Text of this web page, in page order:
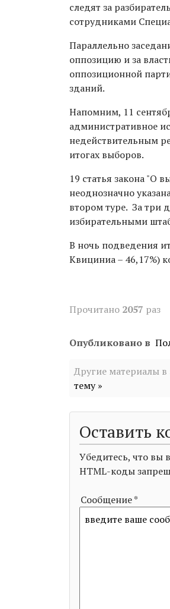
следят за
сотрудниками
Параллельно
оппозицию и за
оппозиционной
зданий.
Напомним, 11
административное
недействительным
итогах выборов.
19 статья закона "О
неоднозначно
втором туре. За три
избирательными
В ночь подведения
Квициниа – 46,17%)
Прочитано 2057 раз
Опубликовано в
Другие материалы в
тему »
Оставить
Убедитесь, что
HTML-коды
Сообщение *